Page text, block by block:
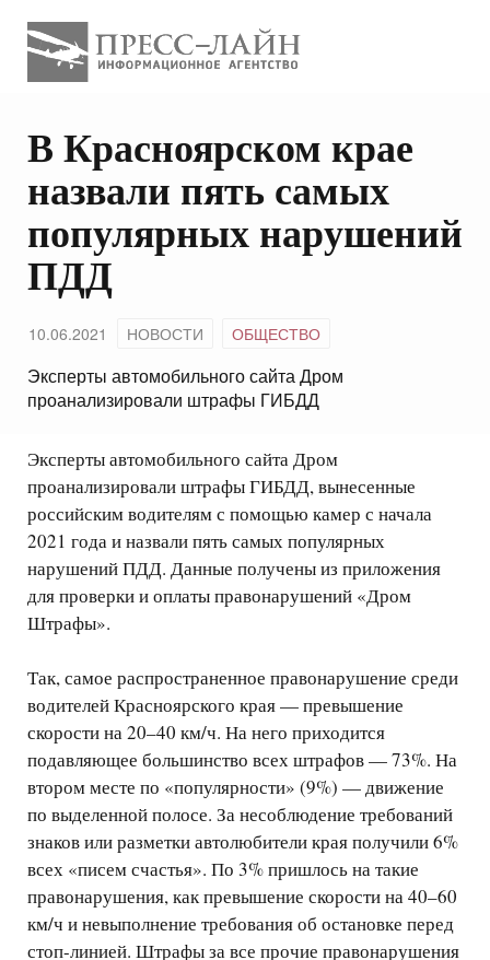
В Красноярском крае
назвали пять самых
популярных нарушений
ПДД
10.06.2021 НОВОСТИ ОБЩЕСТВО
Эксперты автомобильного сайта Дром
проанализировали штрафы ГИБДД
Эксперты автомобильного сайта Дром
проанализировали штрафы ГИБДД, вынесенные
российским водителям с помощью камер с начала
2021 года и назвали пять самых популярных
нарушений ПДД. Данные получены из приложения
для проверки и оплаты правонарушений «Дром
Штрафы».
Так, самое распространенное правонарушение среди
водителей Красноярского края — превышение
скорости на 20–40 км/ч. На него приходится
подавляющее большинство всех штрафов — 73%. На
втором месте по «популярности» (9%) — движение
по выделенной полосе. За несоблюдение требований
знаков или разметки автолюбители края получили 6%
всех «писем счастья». По 3% пришлось на такие
правонарушения, как превышение скорости на 40–60
км/ч и невыполнение требования об остановке перед
стоп-линией. Штрафы за все прочие правонарушения